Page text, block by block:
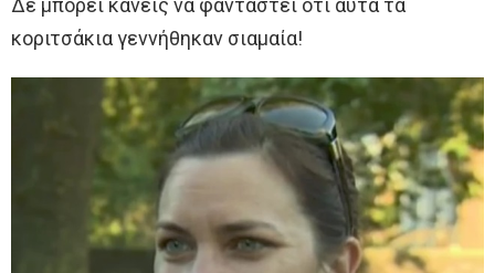
Δε μπορεί κανείς να φανταστεί ότι αυτά τα
κοριτσάκια γεννήθηκαν σιαμαία!